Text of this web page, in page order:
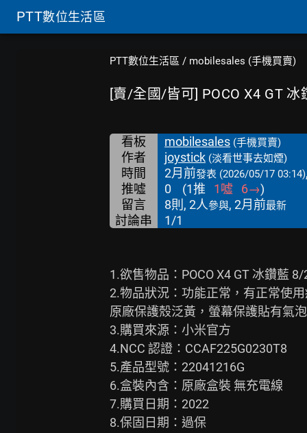
PTT數位生活區
PTT數位生活區 / mobilesales (手機買賣)
[賣/全國/皆可] POCO X4 GT
看板 mobilesales (手機買賣)
作者 joystick (淡看世事去如煙)
時間 2月前發表 (2026/05/17 03:14)
推噓
0 (1推 1噓 6→)
留言
8則, 2人參與, 2月前最新
討論串 1/1
1.欲售物品：POCO X4 GT 冰鑽藍 8/
2.物品狀況：功能正常，有正常使
原廠保護殼泛黃，螢幕保護貼有氣
3.購買來源：小米官方
4.NCC 認證：CCAF225G0230T8
5.產品型號：22041216G
6.盒裝內含：原廠盒裝 無充電線
7.購買日期：2022
8.保固日期：過保